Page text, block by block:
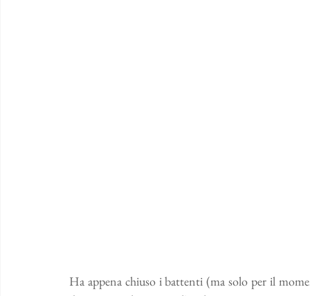
Ha appena chiuso i battenti (ma solo per il